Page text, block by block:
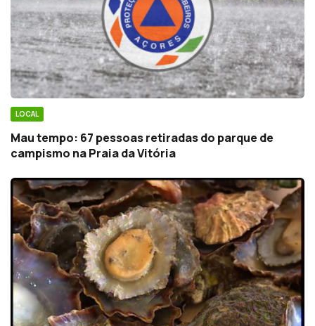
LOCAL
Mau tempo: 67 pessoas retiradas do parque de
campismo na Praia da Vitória